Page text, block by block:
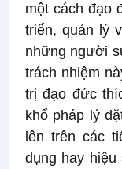
một cách đạo
triển, quản lý
những người
trách nhiệm
trị đạo đức
khổ pháp lý
lên trên các
dụng hay hiệu